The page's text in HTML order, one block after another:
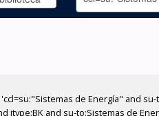
de Energía" and su-
itype:BK and su-to:Sistemas de